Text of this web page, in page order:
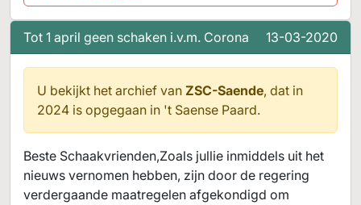
Tot 1 april geen schaken i.v.m. Corona 13-03-2020
U bekijkt het archief van ZSC-Saende, dat in
2024 is opgegaan in 't Saense Paard.
Beste Schaakvrienden,Zoals jullie inmiddels uit het
nieuws vernomen hebben, zijn door de regering
verdergaande maatregelen afgekondigd om